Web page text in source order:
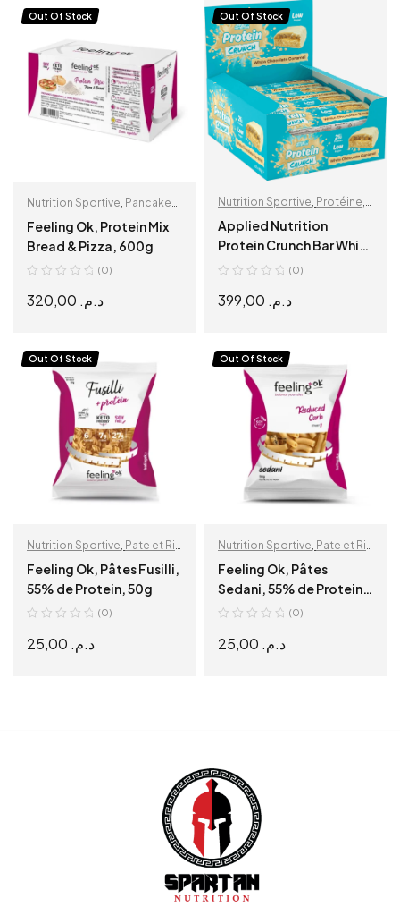
Out Of Stock
Nutrition Sportive Pancake
Mix
Feeling Ok, Protein Mix
Bread & Pizza, 600g
(0)
د.م.
READ MORE
Out Of Stock
Nutrition Sportive, Protéine,
Snacks protéinés
Applied Nutrition
Protein Crunch Bar White
Chocolate Caramel (12 x
(0)
د.م.
READ MORE
Out Of Stock
Nutrition Sportive, Pate et Riz
Protéiné
Feeling Ok, Pâtes Fusilli,
55% de Protein, 50g
(0)
د.م.
Out Of Stock
Nutrition Sportive, Pate et Riz
Protéiné
Feeling Ok, Pâtes
Sedani, 55% de Protein,
50g
(0)
د.م.